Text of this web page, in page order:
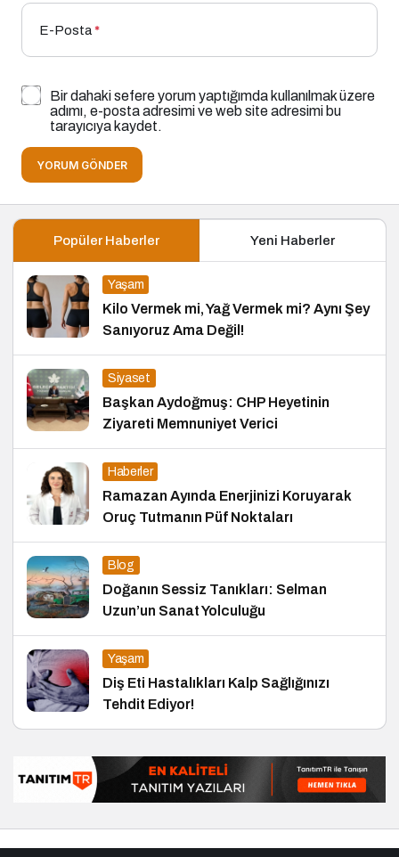
E-Posta*
Bir dahaki sefere yorum yaptığımda kullanılmak üzere
adımı, e-posta adresimi ve web site adresimi bu
tarayıcıya kaydet.
YORUM GÖNDER
Popüler Haberler Yeni Haberler
Yaşam
Kilo Vermek mi, Yağ Vermek mi? Aynı Şey
Sanıyoruz Ama Değil!
Siyaset
Başkan Aydoğmuş: CHP Heyetinin
Ziyareti Memnuniyet Verici
Haberler
Ramazan Ayında Enerjinizi Koruyarak
Oruç Tutmanın Püf Noktaları
Blog
Doğanın Sessiz Tanıkları: Selman
Uzun’un Sanat Yolculuğu
Yaşam
Diş Eti Hastalıkları Kalp Sağlığınızı
Tehdit Ediyor!